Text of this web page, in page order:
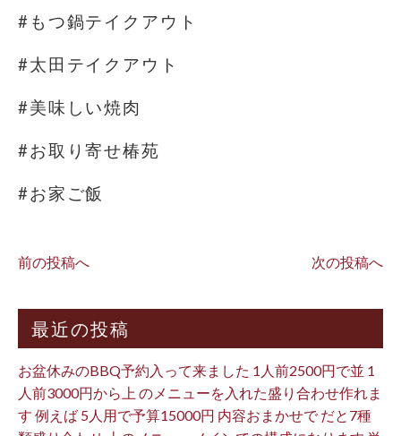
#もつ鍋テイクアウト
#太田テイクアウト
#美味しい焼肉
#お取り寄せ椿苑
#お家ご飯
前の投稿へ 次の投稿へ
最近の投稿
お盆休みのBBQ予約入って来ました 1人前2500円で並 1
人前3000円から上 のメニューを入れた盛り合わせ作れま
す 例えば 5人用で予算15000円 内容おまかせで だと7種